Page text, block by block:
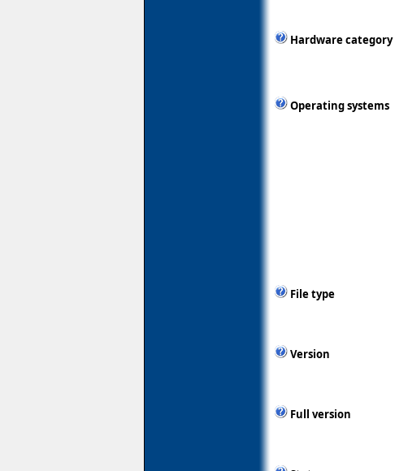
Hardware category
Operating systems
File type
Version
Full version